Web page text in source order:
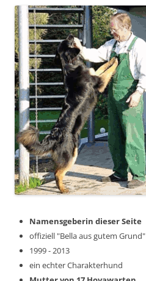
Namensgeberin dieser Seite
offiziell "Bella aus gutem Grund"
1999 - 2013
ein echter Charakterhund